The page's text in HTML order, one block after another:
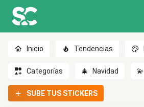
Inicio Tendencias
Categorías 🎄 Navidad 💫
SUBE TUS STICKERS